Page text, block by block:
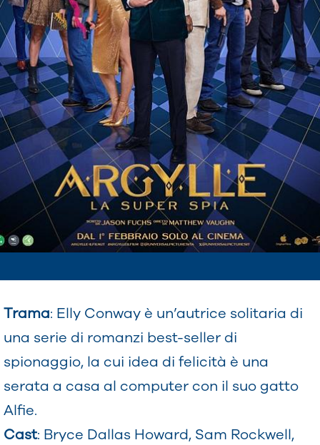
Trama: Elly Conway è un’autrice solitaria di
una serie di romanzi best-seller di
spionaggio, la cui idea di felicità è una
serata a casa al computer con il suo gatto
Alfie.
Cast: Bryce Dallas Howard, Sam Rockwell,